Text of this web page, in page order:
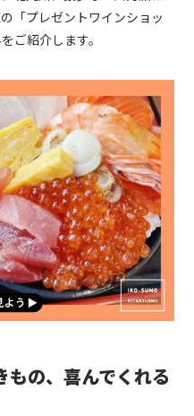
「プレゼントワインショッ
ご紹介します。
もの、喜んでくれる